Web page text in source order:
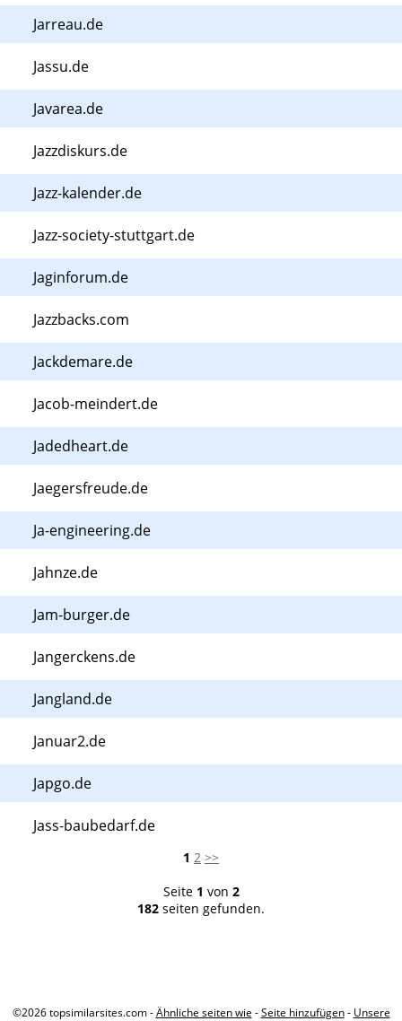
Jarreau.de
Jassu.de
Javarea.de
Jazzdiskurs.de
Jazz-kalender.de
Jazz-society-stuttgart.de
Jaginforum.de
Jazzbacks.com
Jackdemare.de
Jacob-meindert.de
Jadedheart.de
Jaegersfreude.de
Ja-engineering.de
Jahnze.de
Jam-burger.de
Jangerckens.de
Jangland.de
Januar2.de
Japgo.de
Jass-baubedarf.de
1 2 >>
Seite 1 von 2
182 seiten gefunden.
©2026 topsimilarsites.com -Ähnliche seiten wie -Seite hinzufügen- Unsere